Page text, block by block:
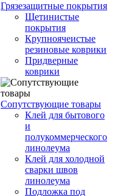
Грязезащитные покрытия
Щетинистые
покрытия
Крупноячеистые
резиновые коврики
Придверные
коврики
Сопутствующие товары
Клей для бытового
и
полукоммерческого
линолеума
Клей для холодной
сварки швов
линолеума
Подложка под